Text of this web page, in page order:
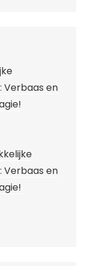
Verbaas en
Verbaas en